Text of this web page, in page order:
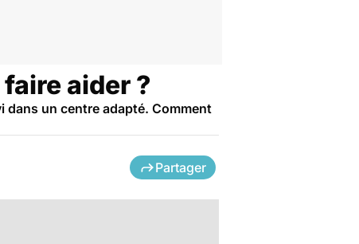
aider ?
dans un centre adapté. Comment
Partager